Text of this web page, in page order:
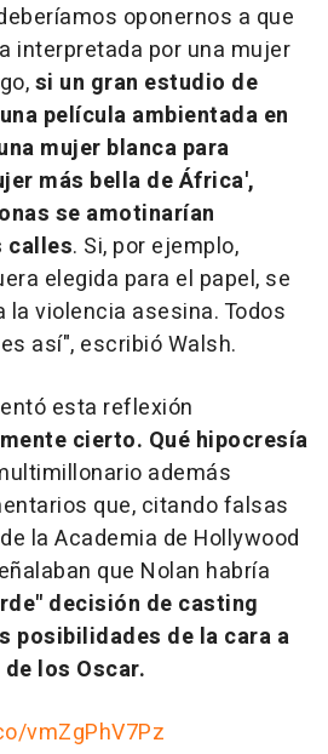
oponernos a que
interpretada por una mujer
si un gran estudio de
película ambientada en
mujer blanca para
más bella de África',
se amotinarían
calles. Si, por ejemplo,
elegida para el papel, se
violencia asesina. Todos
así", escribió Walsh.
esta reflexión
cierto. Qué hipocresía
además
que, citando falsas
la Academia de Hollywood
que Nolan habría
decisión de casting
posibilidades de la cara a
los Oscar.
vmZgPhV7Pz